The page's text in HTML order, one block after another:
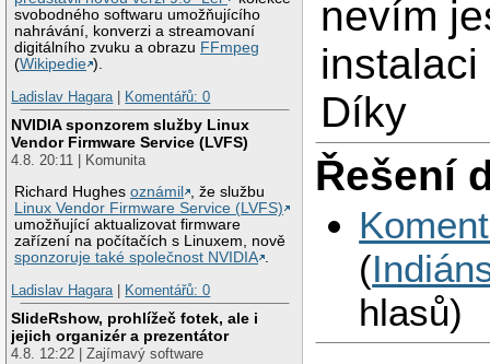
svobodného softwaru umožňujícího
nahrávání, konverzi a streamovaní
digitálního zvuku a obrazu FFmpeg
(Wikipedie ).
Ladislav Hagara
Komentářů: 0
NVIDIA sponzorem služby Linux
Vendor Firmware Service (LVFS)
4.8. 20:11 | Komunita
Richard Hughesoznámil
, že službu
Linux Vendor Firmware Service (LVFS)
umožňující aktualizovat firmware
zařízení na počítačích s Linuxem, nově
sponzoruje také společnost NVIDIA .
Ladislav Hagara | Komentářů: 0
SlideRshow, prohlížeč fotek, ale i
jejich organizér a prezentátor
4.8. 12:22 | Zajímavý software
nevím
Díky
Řešení
(
hlasů)